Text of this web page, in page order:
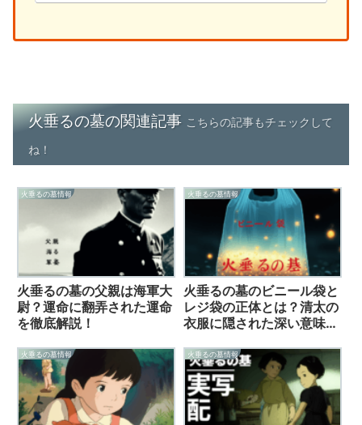
と、初心者が知るべき基本情報...
火垂るの墓の関連記事 こちらの記事もチェックして
ね！
火垂るの墓情報
火垂るの墓の父親は海軍大
尉？運命に翻弄された運命
を徹底解説！
火垂るの墓情報
火垂るの墓のビニール袋と
レジ袋の正体とは？清太の
衣服に隠された深い意味を
火垂るの墓情報 火垂るの墓情報